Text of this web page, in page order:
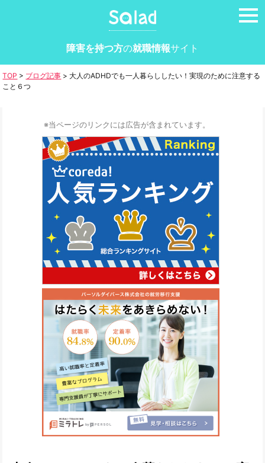
障害を持つ方の就職情報サイト
TOP > ブログ記事 >大人のADHDでも一人暮らししたい！実現のために注意する
こと６つ
※当ページのリンクには広告が含まれています。